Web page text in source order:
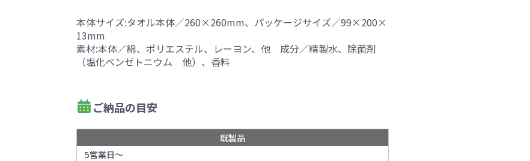
本体サイズ:タオル本体／260×260mm、パッケージサイズ／99×200×
13mm
素材:本体／綿、ポリエステル、レーヨン、他 成分／精製水、除菌剤
（塩化ベンゼトニウム 他）、香料
ご納品の目安
既製品
5営業日～